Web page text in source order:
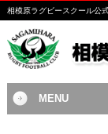
相模原ラグビースクール公
MENU